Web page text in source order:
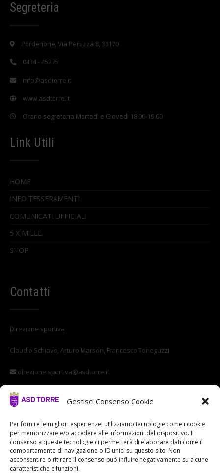
Gestisci Consenso Cookie
Per fornire le migliori esperienze, utilizziamo tecnologie come i cookie
per memorizzare e/o accedere alle informazioni del dispositivo. Il
consenso a queste tecnologie ci permetterà di elaborare dati come il
comportamento di navigazione o ID unici su questo sito. Non
acconsentire o ritirare il consenso può influire negativamente su alcune
caratteristiche e funzioni.
Segreteria
Pordenone, Via Peruzza 8, 33170
0434 - 45275
info@asdtorre.it
www.asdtorre.it
Orario segreteria Martedì e Giovedì 18.00-19.00
Link Utili
HOME
INFO TESSERAMENTI
COMUNICATI UFFICIALI
5 X MILLE
SHOP
Contatti
Direzione sportiva
Claudio Schiavo, Arturo Marson, Francesco Toneguzzi
direzione.sportiva@asdtorre.it
Settore giovanile
settore.giovanile@asdtorre.it